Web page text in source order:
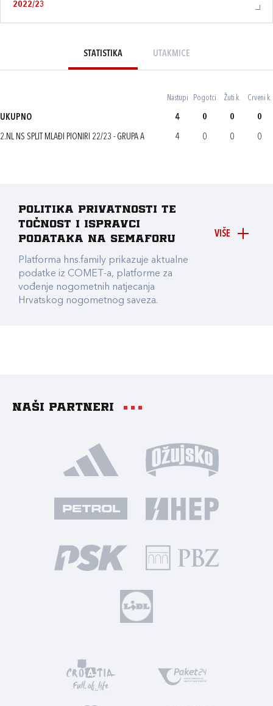
2022/23
STATISTIKA UTAKMICE
Nastupi Pogotci Žuti k. Crveni k.
UKUPNO 4 0 0 0
2.NL NS SPLIT MLAĐI PIONIRI 22/23 - GRUPA A 4 0 0 0
VIŠE
Politika privatnosti te
točnost i ispravci
podataka na Semaforu
Platforma hns.family prikazuje aktualne
podatke iz COMET-a, platforme za
vođenje nogometnih natjecanja
Hrvatskog nogometnog saveza.
Naši partneri